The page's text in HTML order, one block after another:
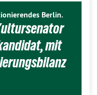
Berlin.
mit